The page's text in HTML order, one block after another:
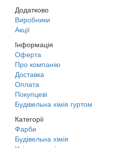
Додатково
Виробники
Акції
Інформація
Оферта
Про компанію
Доставка
Оплата
Покупцеві
Будівельна хімія гуртом
Категорії
Фарби
Будівельна хімія